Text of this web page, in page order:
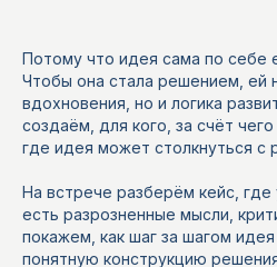
Потому что идея сама по себе
Чтобы она стала решением, ей
вдохновения, но и логика
создаём, для кого, за счёт
где идея может столкнуться с
На встрече разберём кейс,
есть разрозненные мысли,
покажем, как шаг за шагом
понятную конструкцию